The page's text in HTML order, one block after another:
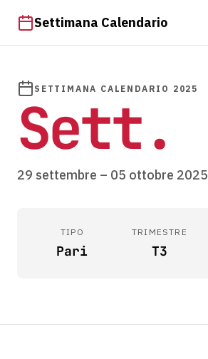
Settimana Calendario
SETTIMANA CALENDARIO 2025
Sett.
29 settembre – 05 ottobre 2025
TIPO
Pari
TRIMESTRE
T3